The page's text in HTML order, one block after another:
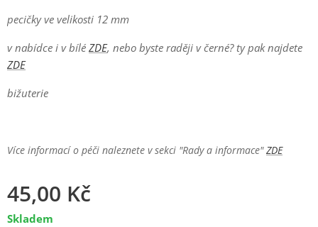
pecičky ve velikosti 12 mm
v nabídce i v bílé ZDE, nebo byste raději v černé? ty pak najdete
ZDE
bižuterie
Více informací o péči naleznete v sekci "Rady a informace"ZDE
45,00 Kč
Skladem